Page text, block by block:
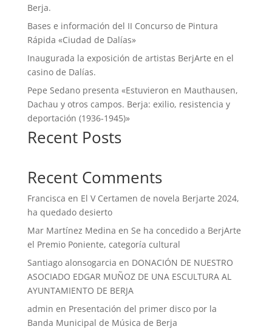
Berja.
Bases e información del II Concurso de Pintura
Rápida «Ciudad de Dalías»
Inaugurada la exposición de artistas BerjArte en el
casino de Dalías.
Pepe Sedano presenta «Estuvieron en Mauthausen,
Dachau y otros campos. Berja: exilio, resistencia y
deportación (1936-1945)»
Recent Posts
Recent Comments
Francisca en El V Certamen de novela Berjarte 2024,
ha quedado desierto
Mar Martínez Medina en Se ha concedido a BerjArte
el Premio Poniente, categoría cultural
Santiago alonsogarcia en DONACIÓN DE NUESTRO
ASOCIADO EDGAR MUÑOZ DE UNA ESCULTURA AL
AYUNTAMIENTO DE BERJA
admin en Presentación del primer disco por la
Banda Municipal de Música de Berja